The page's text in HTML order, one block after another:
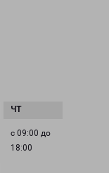
с 09:00 до
18:00